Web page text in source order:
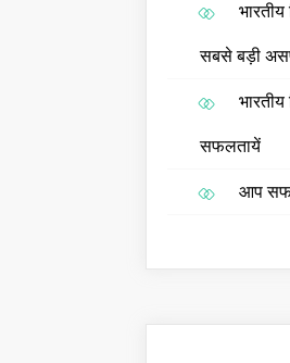
सबसे बड़ी
सफलतायें
आप